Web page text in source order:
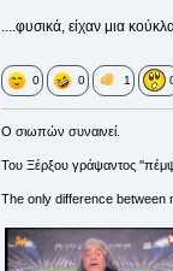
....φυσικά, είχαν μια
0 0 1
Ο σιωπών συναινεί.
Του Ξέρξου γράψαντος
The only difference between